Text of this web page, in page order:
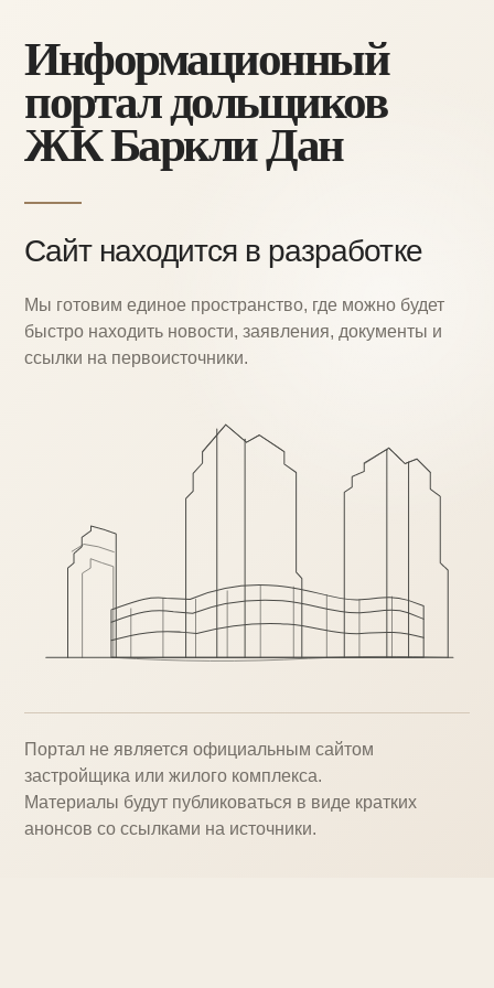
Информационный
портал дольщиков
ЖК Баркли Дан
Сайт находится в разработке
Мы готовим единое пространство, где можно будет
быстро находить новости, заявления, документы и
ссылки на первоисточники.
Портал не является официальным сайтом
застройщика или жилого комплекса.
Материалы будут публиковаться в виде кратких
анонсов со ссылками на источники.